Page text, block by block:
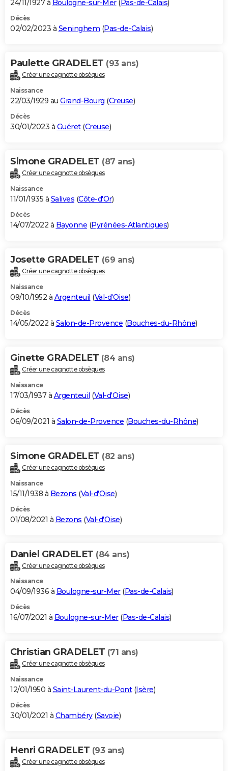
24/11/1927 à Boulogne-sur-Mer( Pas-de-Calais)
Décès
02/02/2023 à Seninghem (Pas-de-Calais)
Paulette GRADELET (93 ans)
Créer une cagnotte obsèques
Naissance
22/03/1929 au Grand-Bourg (Creuse)
Décès
30/01/2023 à Guéret(Creuse)
Simone GRADELET (87 ans)
Créer une cagnotte obsèques
Naissance
11/01/1935 à Salives (Côte-d'Or)
Décès
14/07/2022 à Bayonne (Pyrénées-Atlantiques)
Josette GRADELET (69 ans)
Créer une cagnotte obsèques
Naissance
09/10/1952 à Argenteuil (Val-d'Oise)
Décès
14/05/2022 à Salon-de-Provence (Bouches-du-Rhône)
Ginette GRADELET (84 ans)
Créer une cagnotte obsèques
Naissance
17/03/1937 à Argenteuil (Val-d'Oise)
Décès
06/09/2021 à Salon-de-Provence (Bouches-du-Rhône)
Simone GRADELET (82 ans)
Créer une cagnotte obsèques
Naissance
15/11/1938 à Bezons (Val-d'Oise)
Décès
01/08/2021 à Bezons (Val-d'Oise)
Daniel GRADELET (84 ans)
Créer une cagnotte obsèques
Naissance
04/09/1936 à Boulogne-sur-Mer(Pas-de-Calais)
Décès
16/07/2021 à Boulogne-sur-Mer(Pas-de-Calais)
Christian GRADELET (71 ans)
Créer une cagnotte obsèques
Naissance
12/01/1950 à Saint-Laurent-du-Pont(Isère)
Décès
30/01/2021 à Chambéry(Savoie)
Henri GRADELET (93 ans)
Créer une cagnotte obsèques